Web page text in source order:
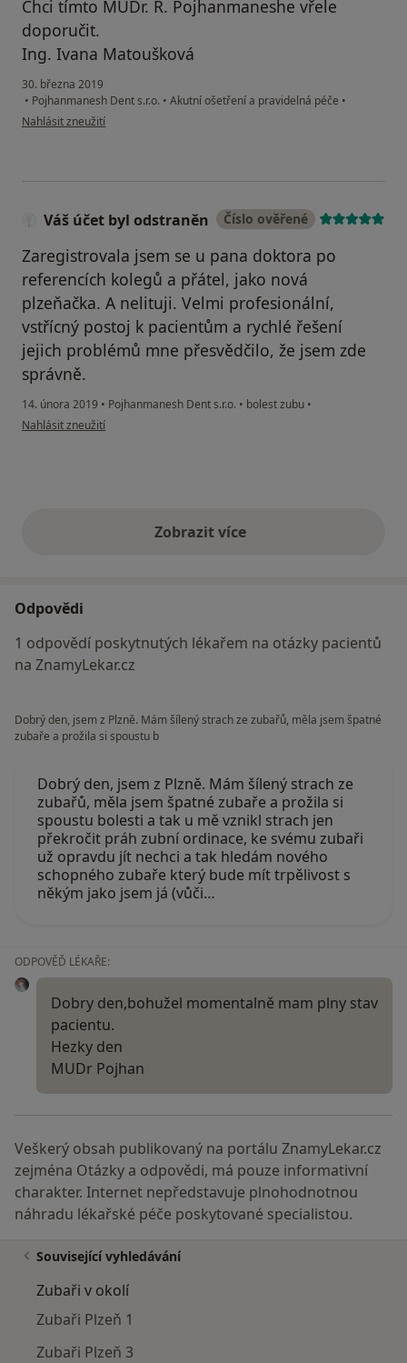
Chci tímto MUDr. R. Pojhanmaneshe vřele
doporučit.
Ing. Ivana Matoušková
30. března 2019
• Pojhanmanesh Dent s.r.o. • Akutní ošetření a pravidelná péče •
podle názoru uživatele Váš účet byl odstraněn
Nahlásit zneužití
Váš účet byl odstraněn Číslo ověřené
Zaregistrovala jsem se u pana doktora po
referencích kolegů a přátel, jako nová
plzeňačka. A nelituji. Velmi profesionální,
vstřícný postoj k pacientům a rychlé řešení
jejich problémů mne přesvědčilo, že jsem zde
správně.
14. února 2019 • Pojhanmanesh Dent s.r.o. • bolest zubu •
podle názoru uživatele Váš účet byl odstraněn
Nahlásit zneužití
Zobrazit vícevýše uvedené názory
Odpovědi
1 odpovědí poskytnutých lékařem na otázky pacientů
na ZnamyLekar.cz
Dobrý den, jsem z Plzně. Mám šílený strach ze zubařů, měla jsem špatné
zubaře a prožila si spoustu b
Dobrý den, jsem z Plzně. Mám šílený strach ze
zubařů, měla jsem špatné zubaře a prožila si
spoustu bolesti a tak u mě vznikl strach jen
překročit práh zubní ordinace, ke svému zubaři
už opravdu jít nechci a tak hledám nového
schopného zubaře který bude mít trpělivost s
někým jako jsem já (vůči…
ODPOVĚĎ LÉKAŘE:
Dobry den,bohužel momentalně mam plny stav
pacientu.
Hezky den
MUDr Pojhan
Veškerý obsah publikovaný na portálu ZnamyLekar.cz
zejména Otázky a odpovědi, má pouze informativní
charakter. Internet nepředstavuje plnohodnotnou
náhradu lékařské péče poskytované specialistou.
Související vyhledávání
Zubaři v okolí
Zubaři Plzeň 1
Zubaři Plzeň 3